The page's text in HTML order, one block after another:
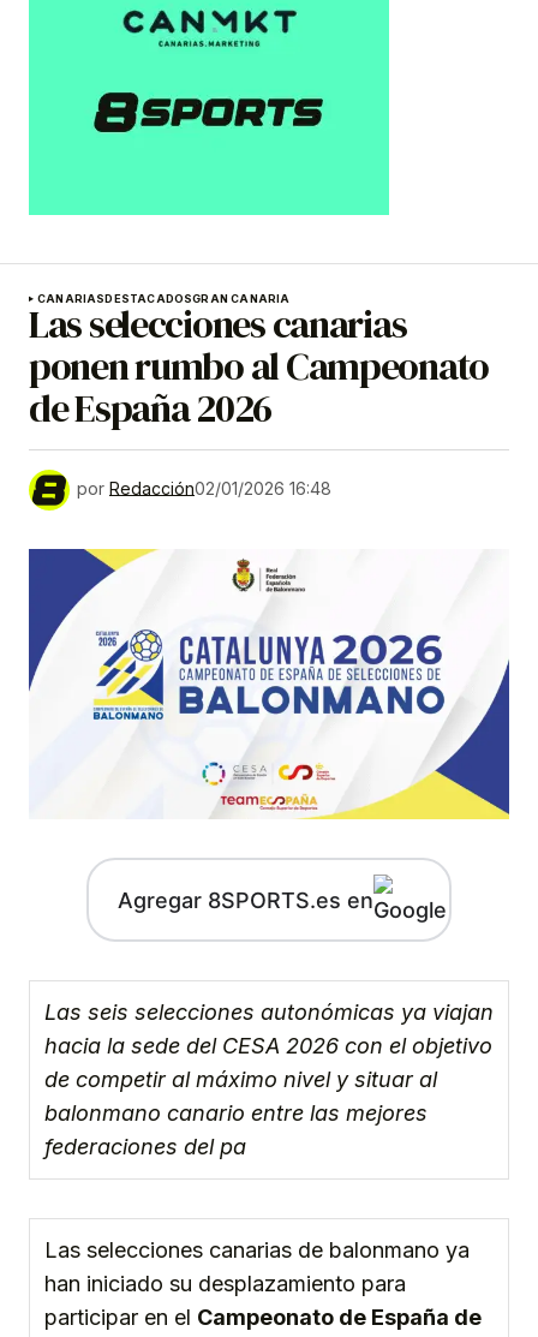
CANARIASDESTACADOSGRAN CANARIA
Las selecciones canarias
ponen rumbo al Campeonato
de España 2026
por Redacción02/01/2026 16:48
Agregar 8SPORTS.es en
Las seis selecciones autonómicas ya viajan
hacia la sede del CESA 2026 con el objetivo
de competir al máximo nivel y situar al
balonmano canario entre las mejores
federaciones del pa
Las selecciones canarias de balonmano ya
han iniciado su desplazamiento para
participar en el Campeonato de España de